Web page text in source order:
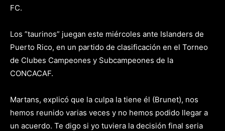
FC.
Los ”taurinos” juegan este miércoles ante Islanders de
Puerto Rico, en un partido de clasificación en el Torneo
de Clubes Campeones y Subcampeones de la
CONCACAF.
Martans, explicó que la culpa la tiene él (Brunet), nos
hemos reunido varias veces y no hemos podido llegar a
un acuerdo. Te digo si yo tuviera la decisión final seria